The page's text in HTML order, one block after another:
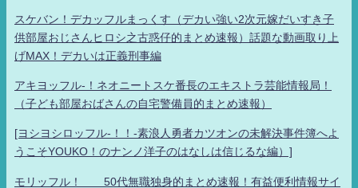
スケバン！デカッフルまっくす（デカい強い2次元嫁だいすき子
供部屋おじさんヒロシ之古惑仔的まとめ速報）話題な動画取り上
げMAX！デカいは正義刑事編
アキヨッフル-！ネオニートスケ番長のエキストラ芸能情報局！
（子ども部屋おばさんの自宅警備員的まとめ速報）
[ヨシヨシロッフル-！！-素浪人勇者カツオンの未解決事件簿へよ
うこそYOUKO！のナンノ洋子のはなしは信じるな編）]
モリッフル！ 50代無職独身的まとめ速報！有益便利情報サイ